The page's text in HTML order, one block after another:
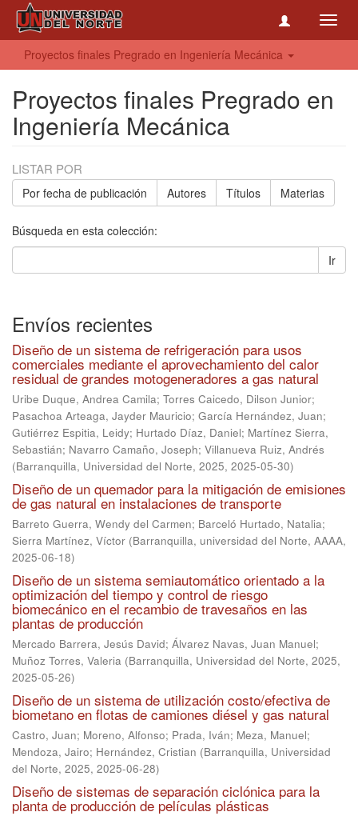
Proyectos finales Pregrado en Ingeniería Mecánica
Proyectos finales Pregrado en
Ingeniería Mecánica
LISTAR POR
Por fecha de publicación Autores Títulos Materias
Búsqueda en esta colección:
Ir
Envíos recientes
Diseño de un sistema de refrigeración para usos
comerciales mediante el aprovechamiento del calor
residual de grandes motogeneradores a gas natural
Uribe Duque, Andrea Camila; Torres Caicedo, Dilson Junior;
Pasachoa Arteaga, Jayder Mauricio; García Hernández, Juan;
Gutiérrez Espitia, Leidy; Hurtado Díaz, Daniel; Martínez Sierra,
Sebastián; Navarro Camaño, Joseph; Villanueva Ruiz, Andrés
(Barranquilla, Universidad del Norte, 2025, 2025-05-30)
Diseño de un quemador para la mitigación de emisiones
de gas natural en instalaciones de transporte
Barreto Guerra, Wendy del Carmen; Barceló Hurtado, Natalia;
Sierra Martínez, Víctor (Barranquilla, universidad del Norte, AAAA,
2025-06-18)
Diseño de un sistema semiautomático orientado a la
optimización del tiempo y control de riesgo
biomecánico en el recambio de travesaños en las
plantas de producción
Mercado Barrera, Jesús David; Álvarez Navas, Juan Manuel;
Muñoz Torres, Valeria (Barranquilla, Universidad del Norte, 2025,
2025-05-26)
Diseño de un sistema de utilización costo/efectiva de
biometano en flotas de camiones diésel y gas natural
Castro, Juan; Moreno, Alfonso; Prada, Iván; Meza, Manuel;
Mendoza, Jairo; Hernández, Cristian (Barranquilla, Universidad
del Norte, 2025, 2025-06-28)
Diseño de sistemas de separación ciclónica para la
planta de producción de películas plásticas